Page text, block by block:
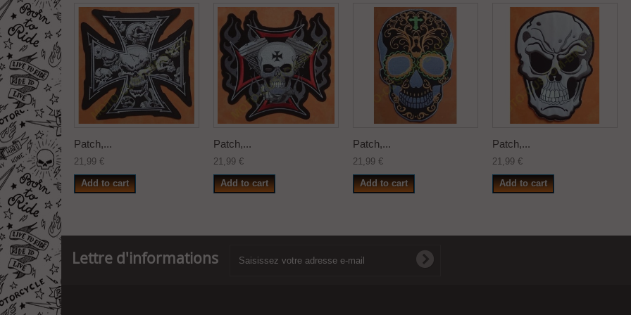
Patch,...
21,99 €
Add to cart
Patch,...
21,99 €
Add to cart
Patch,...
21,99 €
Add to cart
Patch,...
21,99 €
Add to cart
Lettre d'informations